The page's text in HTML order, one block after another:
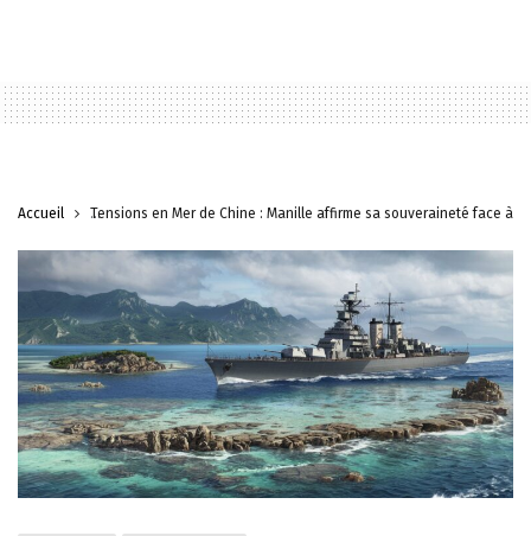
Accueil Tensions en Mer de Chine : Manille affirme sa souveraineté face à